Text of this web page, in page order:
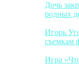
Дочь
родных
Игорь
съемкам
Игра